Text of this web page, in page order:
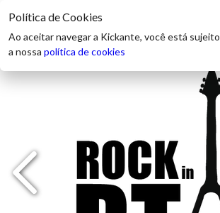
Política de Cookies
Ao aceitar navegar a Kickante, você está sujeito
a nossa política de cookies